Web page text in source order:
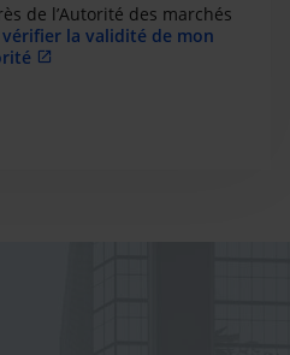
de l’Autorité des marchés
vérifier la validité de mon